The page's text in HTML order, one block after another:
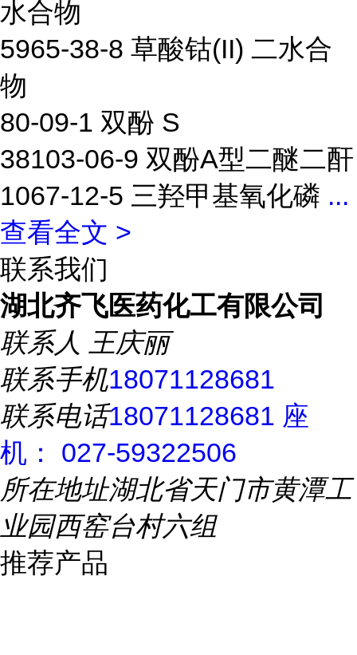
水合物
5965-38-8 草酸钴(II) 二水合
物
80-09-1 双酚 S
38103-06-9 双酚A型二醚二酐
1067-12-5 三羟甲基氧化磷 ...
查看全文 >
联系我们
湖北齐飞医药化工有限公司
联系人 王庆丽
联系手机18071128681
联系电话18071128681 座
机： 027-59322506
所在地址湖北省天门市黄潭工
业园西窑台村六组
推荐产品